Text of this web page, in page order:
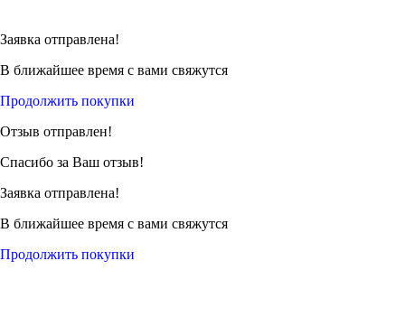
Заявка отправлена!
В ближайшее время с вами свяжутся
Продолжить покупки
Отзыв отправлен!
Спасибо за Ваш отзыв!
Заявка отправлена!
В ближайшее время с вами свяжутся
Продолжить покупки